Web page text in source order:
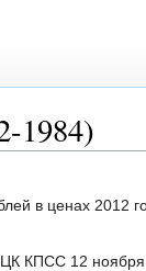
1984)
в ценах 2012
ЦК КПСС 12